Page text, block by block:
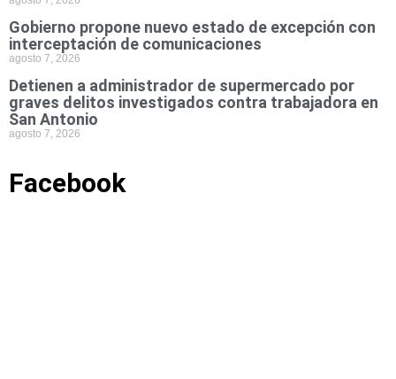
Gobierno propone nuevo estado de excepción con
interceptación de comunicaciones
agosto 7, 2026
Detienen a administrador de supermercado por
graves delitos investigados contra trabajadora en
San Antonio
agosto 7, 2026
Facebook